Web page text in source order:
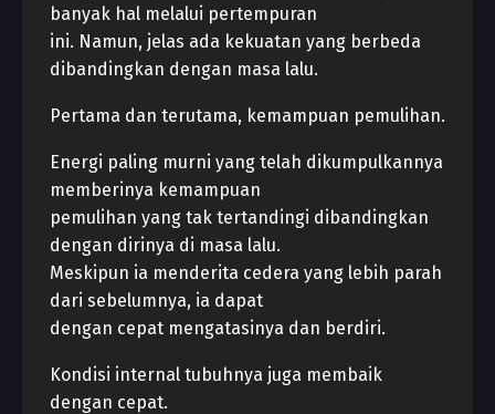
banyak hal melalui pertempuran
ini. Namun, jelas ada kekuatan yang berbeda
dibandingkan dengan masa lalu.
Pertama dan terutama, kemampuan pemulihan.
Energi paling murni yang telah dikumpulkannya
memberinya kemampuan
pemulihan yang tak tertandingi dibandingkan
dengan dirinya di masa lalu.
Meskipun ia menderita cedera yang lebih parah
dari sebelumnya, ia dapat
dengan cepat mengatasinya dan berdiri.
Kondisi internal tubuhnya juga membaik
dengan cepat.